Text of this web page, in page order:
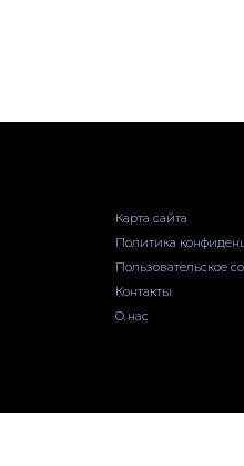
Карта сайта
Политика
Пользовательское
Контакты
О нас